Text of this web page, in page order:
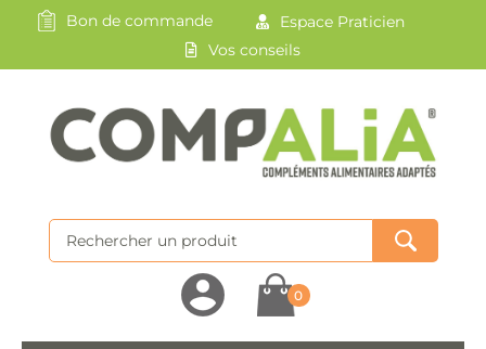
Bon de commande
Espace Praticien
Vos conseils
0